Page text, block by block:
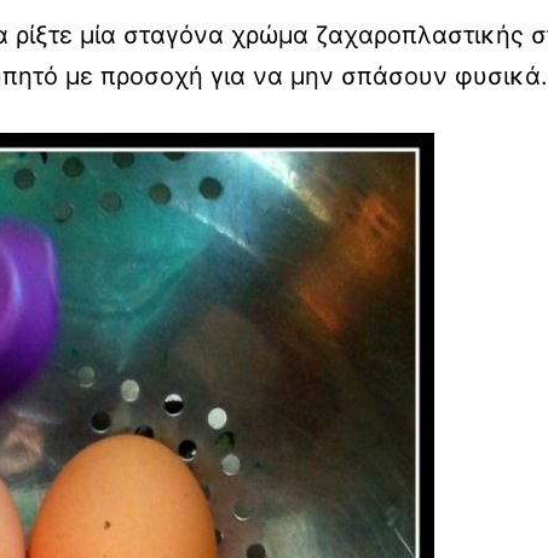
ρίξτε μία σταγόνα χρώμα ζαχαροπλαστικής
με προσοχή για να μην σπάσουν φυσικά.